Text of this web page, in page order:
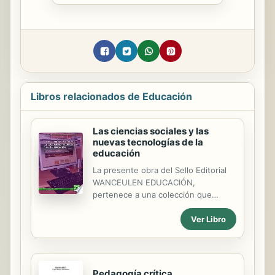
Libros relacionados de Educación
Las ciencias sociales y las
nuevas tecnologías de la
educación
La presente obra del Sello Editorial
WANCEULEN EDUCACIÓN,
pertenece a una colección que
ofrece contenidos dirigidos al
profesorado de Educación
Secundaria Obligatoria. En esta
Ciencias Sociales, Geografía e
Historia, Dibujo, Lengua, Orientación
Ver Libro